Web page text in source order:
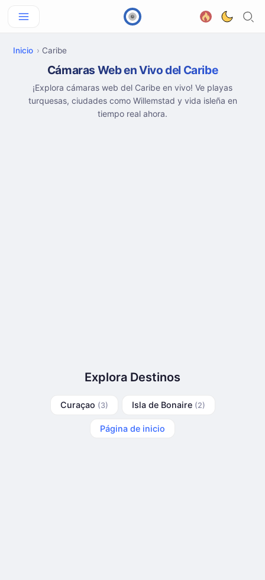
Inicio Caribe
Cámaras Web en Vivo del Caribe
¡Explora cámaras web del Caribe en vivo! Ve playas
turquesas, ciudades como Willemstad y vida isleña en
tiempo real ahora.
Explora Destinos
Curaçao (3) Isla de Bonaire (2)
Página de inicio